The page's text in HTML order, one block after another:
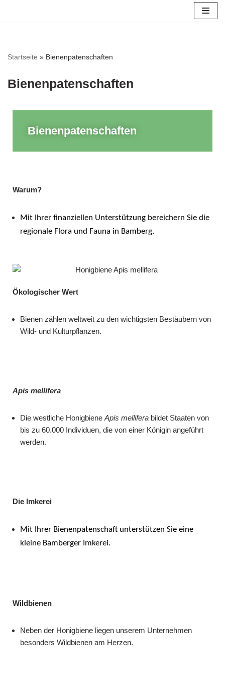
Startseite » Bienenpatenschaften
Bienenpatenschaften
Bienenpatenschaften
Warum?
Mit Ihrer finanziellen Unterstützung bereichern Sie die
regionale Flora und Fauna in Bamberg.
Ökologischer Wert
Bienen zählen weltweit zu den wichtigsten Bestäubern von
Wild- und Kulturpflanzen.
Apis mellifera
Die westliche Honigbiene Apis mellifera bildet Staaten von
bis zu 60.000 Individuen, die von einer Königin angeführt
werden.
Die Imkerei
Mit Ihrer Bienenpatenschaft unterstützen Sie eine
kleine Bamberger Imkerei.
Wildbienen
Neben der Honigbiene liegen unserem Unternehmen
besonders Wildbienen am Herzen.